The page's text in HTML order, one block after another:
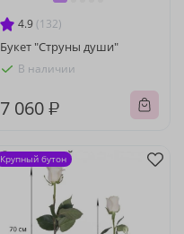
4.9 (132)
Букет "Струны души"
В наличии
7 060 ₽
Крупный бутон